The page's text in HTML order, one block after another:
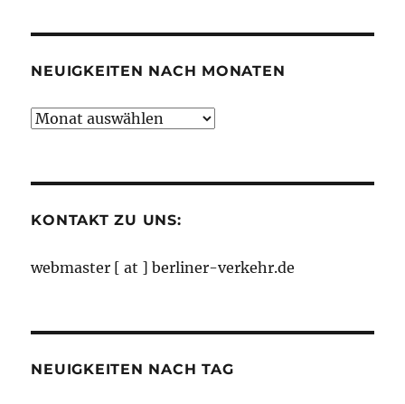
NEUIGKEITEN NACH MONATEN
Neuigkeiten
KONTAKT ZU UNS:
webmaster [ at ] berliner-verkehr.de
NEUIGKEITEN NACH TAG